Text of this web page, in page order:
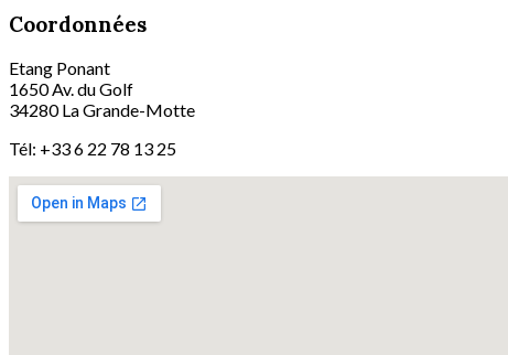
Coordonnées
Etang Ponant
1650 Av. du Golf
34280 La Grande-Motte
Tél: +33 6 22 78 13 25